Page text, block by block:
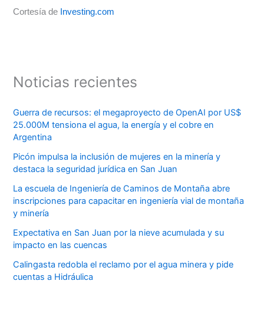
Cortesía de Investing.com
Noticias recientes
Guerra de recursos: el megaproyecto de OpenAI por US$
25.000M tensiona el agua, la energía y el cobre en
Argentina
Picón impulsa la inclusión de mujeres en la minería y
destaca la seguridad jurídica en San Juan
La escuela de Ingeniería de Caminos de Montaña abre
inscripciones para capacitar en ingeniería vial de montaña
y minería
Expectativa en San Juan por la nieve acumulada y su
impacto en las cuencas
Calingasta redobla el reclamo por el agua minera y pide
cuentas a Hidráulica